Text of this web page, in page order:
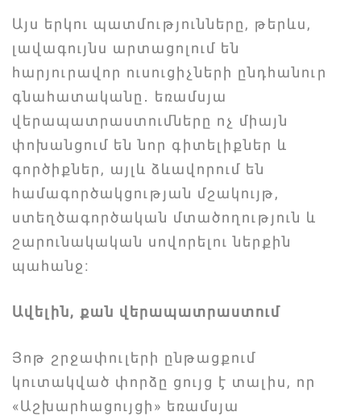
Այս երկու պատմությունները, թերևս,
լավագույնս արտացոլում են
հարյուրավոր ուսուցիչների ընդհանուր
գնահատականը․ եռամսյա
վերապատրաստումները ոչ միայն
փոխանցում են նոր գիտելիքներ և
գործիքներ, այլև ձևավորում են
համագործակցության մշակույթ,
ստեղծագործական մտածողություն և
շարունակական սովորելու ներքին
պահանջ։
Ավելին, քան վերապատրաստում
Յոթ շրջափուլերի ընթացքում
կուտակված փորձը ցույց է տալիս, որ
«Աշխարհացույցի» եռամսյա